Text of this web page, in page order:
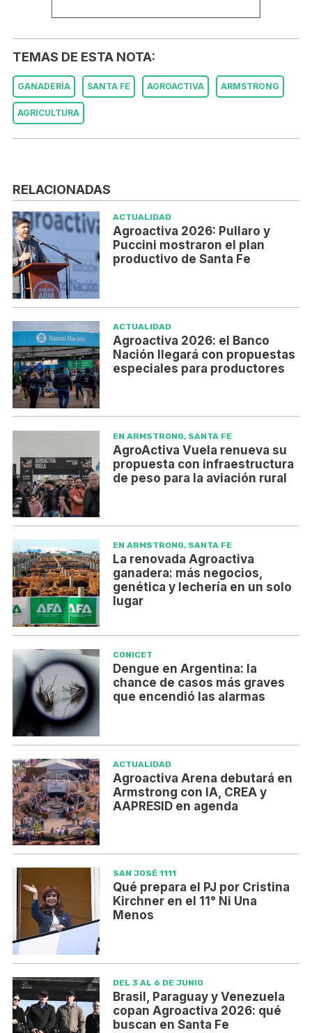
TEMAS DE ESTA NOTA:
GANADERÍA SANTA FE AGROACTIVA ARMSTRONG
AGRICULTURA
RELACIONADAS
ACTUALIDAD
Agroactiva 2026: Pullaro y
Puccini mostraron el plan
productivo de Santa Fe
ACTUALIDAD
Agroactiva 2026: el Banco
Nación llegará con propuestas
especiales para productores
EN ARMSTRONG, SANTA FE
AgroActiva Vuela renueva su
propuesta con infraestructura
de peso para la aviación rural
EN ARMSTRONG, SANTA FE
La renovada Agroactiva
ganadera: más negocios,
genética y lechería en un solo
lugar
CONICET
Dengue en Argentina: la
chance de casos más graves
que encendió las alarmas
ACTUALIDAD
Agroactiva Arena debutará en
Armstrong con IA, CREA y
AAPRESID en agenda
SAN JOSÉ 1111
Qué prepara el PJ por Cristina
Kirchner en el 11° Ni Una
Menos
DEL 3 AL 6 DE JUNIO
Brasil, Paraguay y Venezuela
copan Agroactiva 2026: qué
buscan en Santa Fe